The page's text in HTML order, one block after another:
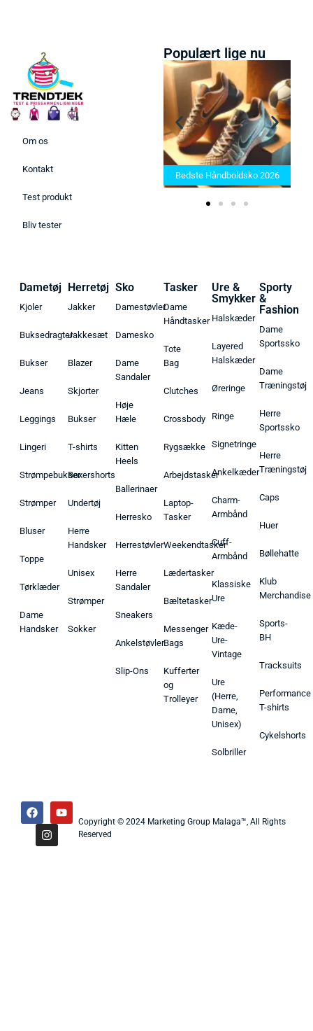
Om os
Kontakt
Test produkt
Bliv tester
Populært lige nu
Bedste Saunatæppe 2025 –
Find de bedste produkter her!
Bedste Håndboldsko 2026
Dametøj
Kjoler
Buksedragter
Bukser
Jeans
Leggings
Lingeri
Strømpebukser
Strømper
Bluser
Toppe
Tørklæder
Dame
Handsker
Herretøj
Jakker
Jakkesæt
Blazer
Skjorter
Bukser
T-shirts
Boxershorts
Undertøj
Herre
Handsker
Unisex
Strømper
Sokker
Sko
Damestøvler
Damesko
Dame
Sandaler
Høje
Hæle
Kitten
Heels
Ballerinaer
Herresko
Herrestøvler
Herre
Sandaler
Sneakers
Ankelstøvler
Slip-Ons
Tasker
Dame
Håndtasker
Tote
Bag
Clutches
Crossbody
Rygsække
Arbejdstasker
Laptop-
Tasker
Weekendtasker
Lædertasker
Bæltetasker
Messenger
Bags
Kufferter
og
Trolleyer
Ure &
Smykker
Halskæder
Layered
Halskæder
Øreringe
Ringe
Signetringe
Ankelkæder
Charm-
Armbånd
Cuff-
Armbånd
Klassiske
Ure
Kæde-
Ure-
Vintage
Ure
(Herre,
Dame,
Unisex)
Solbriller
Sporty
&
Fashion
Dame
Sportssko
Dame
Træningstøj
Herre
Sportssko
Herre
Træningstøj
Caps
Huer
Bøllehatte
Klub
Merchandise
Sports-
BH
Tracksuits
Performance
T-shirts
Cykelshorts
Copyright © 2024 Marketing Group Malaga™, All Rights
Reserved